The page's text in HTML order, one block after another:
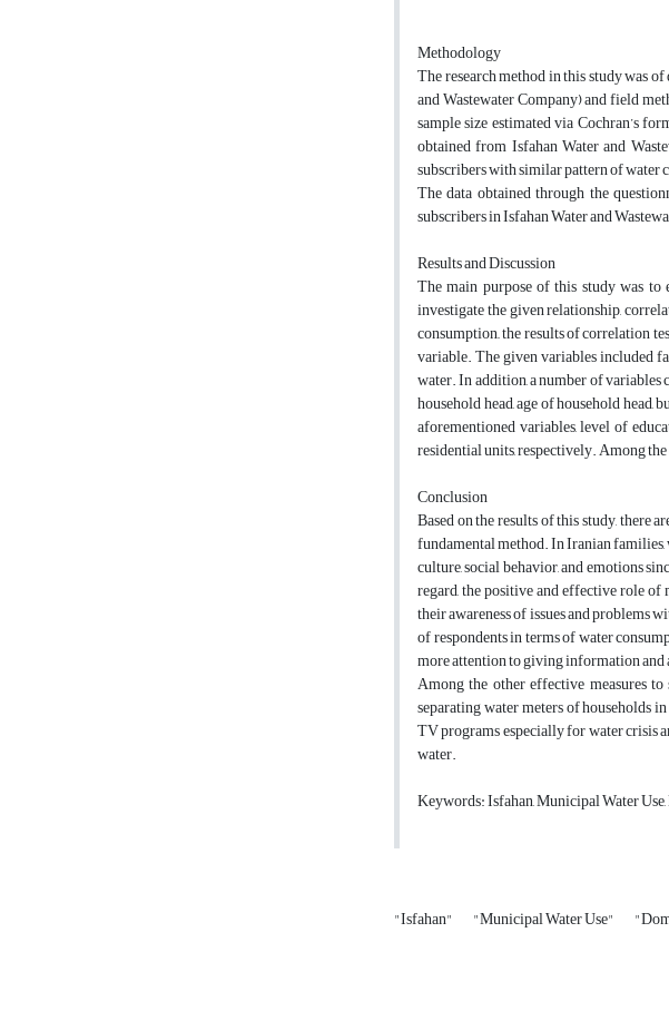
Methodology
The research method in this study was
and Wastewater Company) and field
sample size estimated via Cochran’s
obtained from Isfahan Water and
subscribers with similar pattern of
The data obtained through the
subscribers in Isfahan Water and
Results and Discussion
The main purpose of this study was to
investigate the given relationship,
consumption,, the results of correlation
variable. The given variables included
water. In addition, a number of
household head, age of household
aforementioned variables, level of
residential units, respectively. Among
Conclusion
Based on the results of this study, there
fundamental method. In Iranian
culture, social behavior, and emotions
regard, the positive and effective role of
their awareness of issues and problems
of respondents in terms of water
more attention to giving information and
Among the other effective measures
separating water meters of households
TV programs especially for water crisis
water.
Keywords: Isfahan, Municipal Water
"Isfahan" "Municipal Water Use"